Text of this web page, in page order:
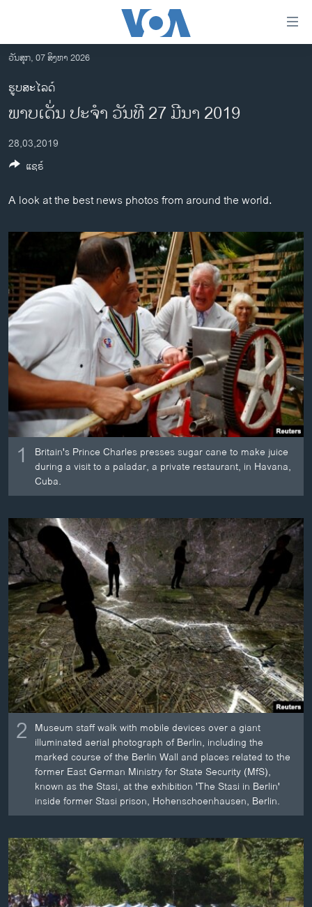
ເຂົ້າ
ຫາ
ຂ້າມ
ຂ້າມ
ໄປ
ຫາ
ຄົ້ນ
ລາວ
ອາເມຣິກາ
ການເລືອກຕັ້ງ ປະທານາທີບໍດີ ສະຫະລັດ 2024
ຂ່າວ​ຈີນ
ໂລກ
ອິດສະຫຼະພາບດ້ານການຂ່າວ
ຊີວິດຊາວລາວ
ຊຸມຊົນຊາວລາວ
ວິທະຍາສາດ-ເທັກໂນໂລຈີ
ທຸລະກິດ
ພາສາອັງກິດ
ວີດີໂອ
ສຽງ
ລາຍການກະຈາຍສຽງ
ລາຍງານ
ຕິດຕາມພວກເຮົາ ທີ່
ພາສາຕ່າງໆ
ວັນສຸກ, 07 ສິງຫາ 2026
ຮູບສະໄລດ໌
ພາບເດັ່ນ ປະຈຳ ວັນທີ 27 ມີນາ 2019
28,03,2019
A look at the best news photos from around the world.
1
Britain's Prince Charles presses sugar cane to make juice
during a visit to a paladar, a private restaurant, in Havana,
Cuba.
2 Museum staff walk with mobile devices over a giant
illuminated aerial photograph of Berlin, including the
marked course of the Berlin Wall and places related to the
former East German Ministry for State Security (MfS),
known as the Stasi, at the exhibition 'The Stasi in Berlin'
inside former Stasi prison, Hohenschoenhausen, Berlin.
ແຊຣ໌